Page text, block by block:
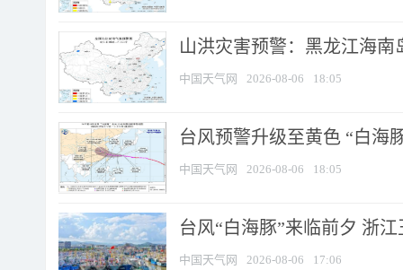
山洪灾害预警：黑龙江海
中国天气网 2026-08-06 18:05
台风预警升级至黄色 “白海
中国天气网 2026-08-06 18:05
台风“白海豚”来临前夕 浙
中国天气网 2026-08-06 17:06